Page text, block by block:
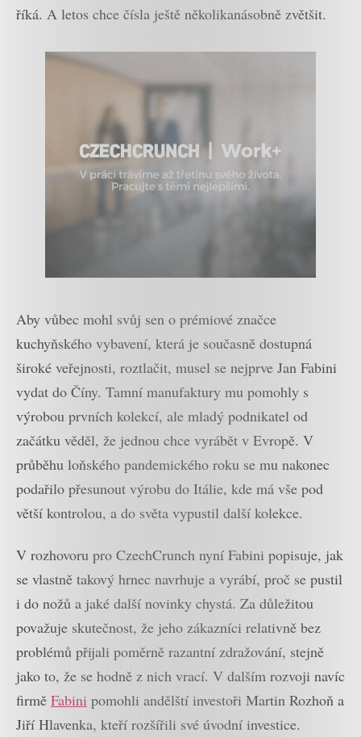
říká. A letos chce čísla ještě několikanásobně zvětšit.
Aby vůbec mohl svůj sen o prémiové značce
kuchyňského vybavení, která je současně dostupná
široké veřejnosti, roztlačit, musel se nejprve Jan Fabini
vydat do Číny. Tamní manufaktury mu pomohly s
výrobou prvních kolekcí, ale mladý podnikatel od
začátku věděl, že jednou chce vyrábět v Evropě. V
průběhu loňského pandemického roku se mu nakonec
podařilo přesunout výrobu do Itálie, kde má vše pod
větší kontrolou, a do světa vypustil další kolekce.
V rozhovoru pro CzechCrunch nyní Fabini popisuje, jak
se vlastně takový hrnec navrhuje a vyrábí, proč se pustil
i do nožů a jaké další novinky chystá. Za důležitou
považuje skutečnost, že jeho zákazníci relativně bez
problémů přijali poměrně razantní zdražování, stejně
jako to, že se hodně z nich vrací. V dalším rozvoji navíc
firmě Fabini pomohli andělští investoři Martin Rozhoň a
Jiří Hlavenka, kteří rozšířili své úvodní investice.